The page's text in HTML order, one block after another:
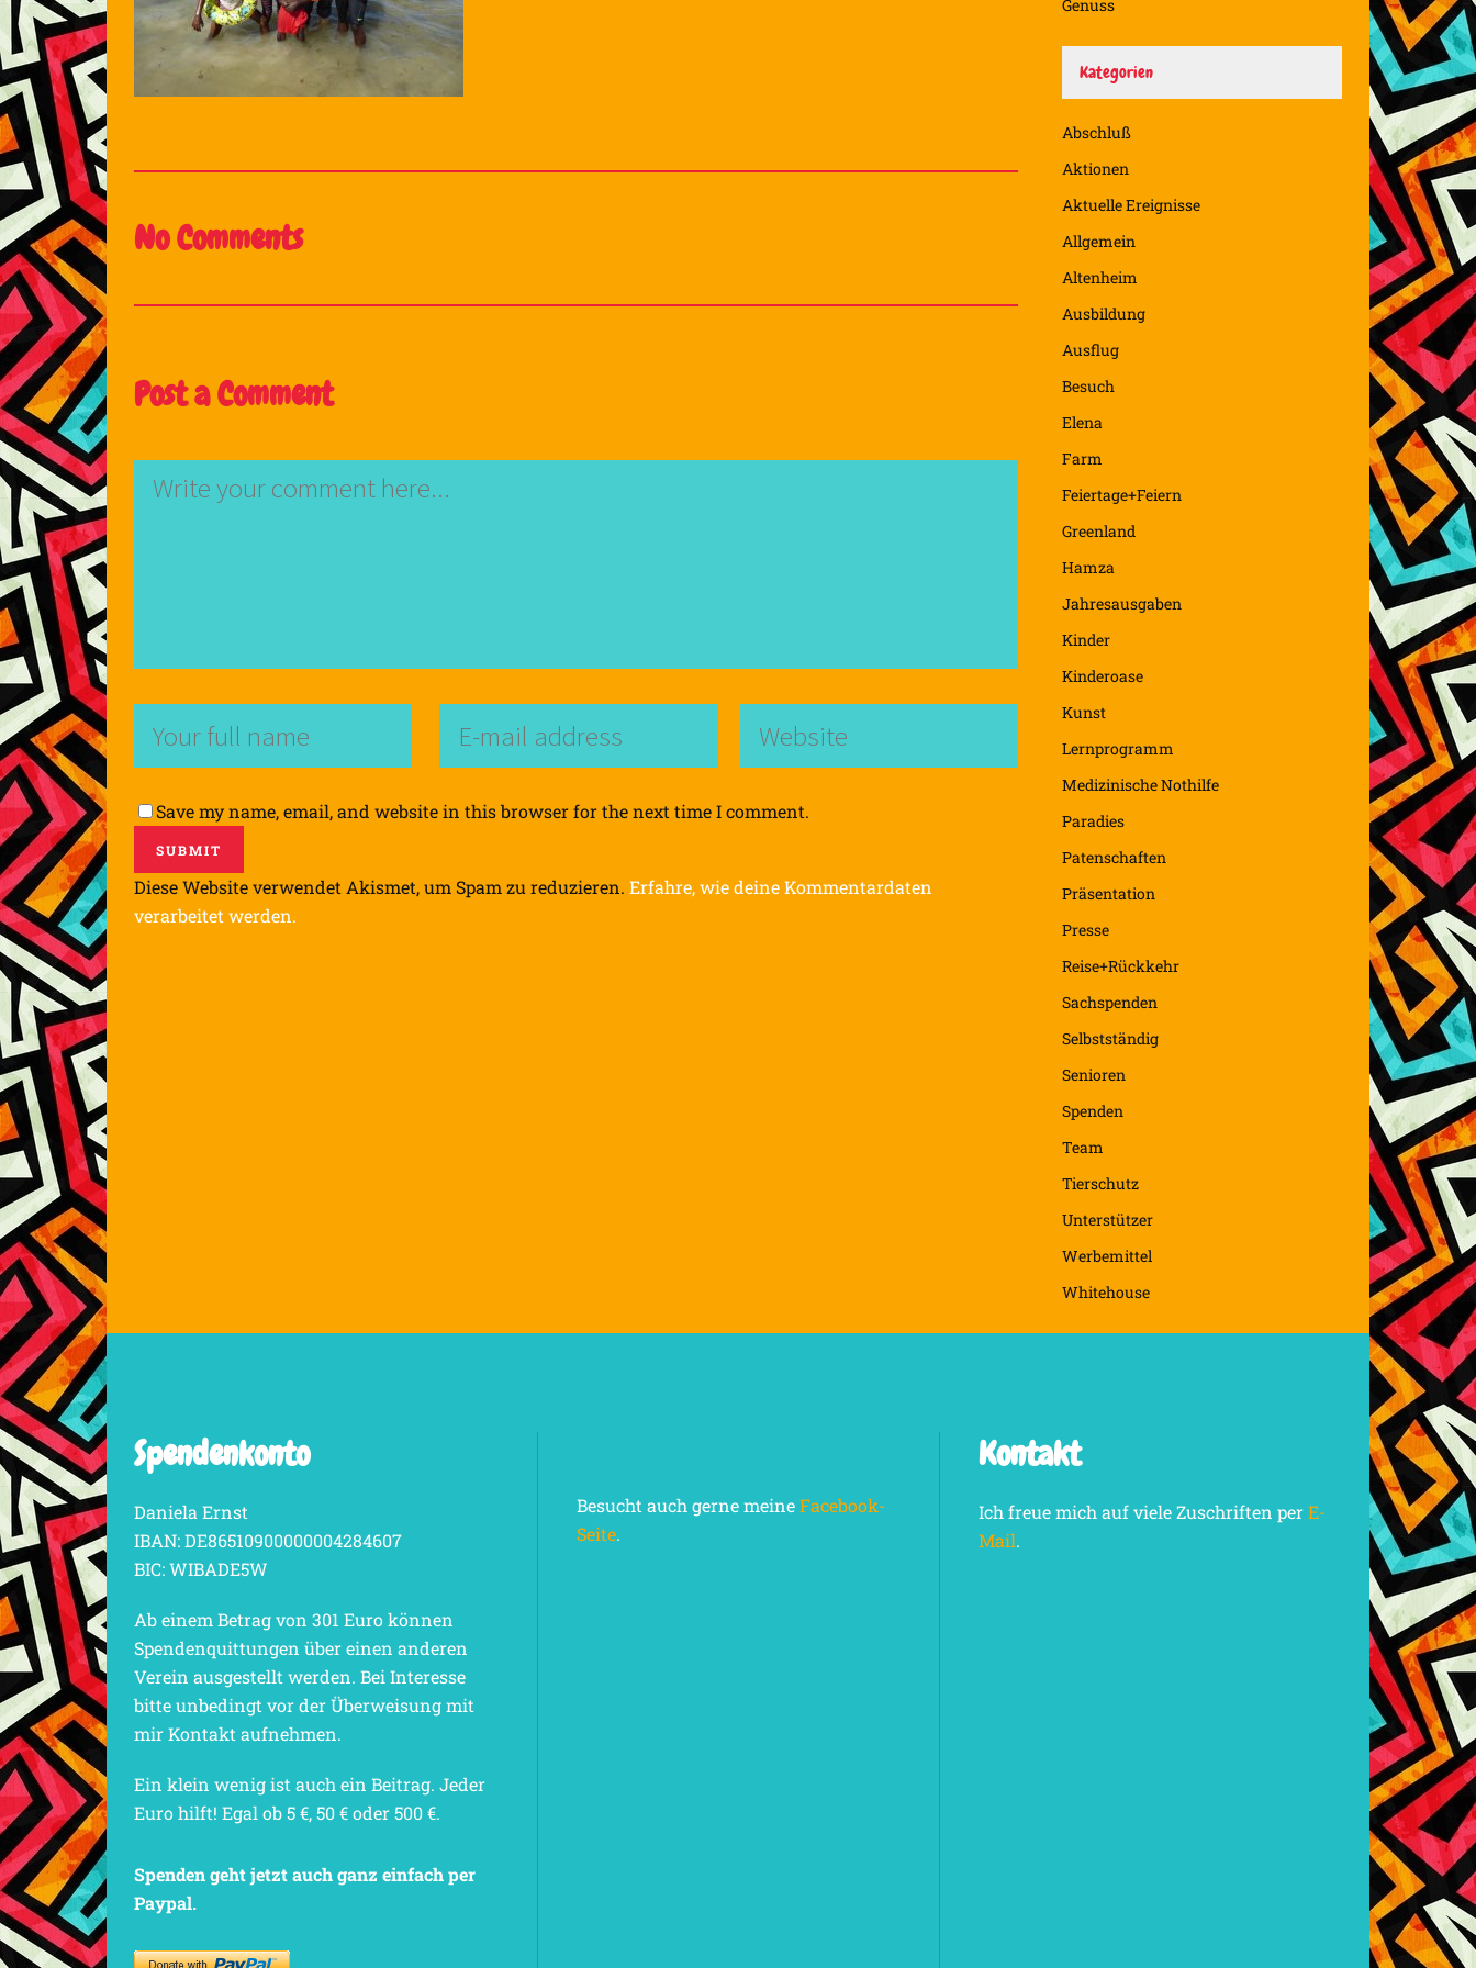
No Comments
Post a Comment
Save my name, email, and website in this browser for the next time I comment.
Diese Website verwendet Akismet, um Spam zu reduzieren. Erfahre, wie deine Kommentardaten
verarbeitet werden.
Genuss
Kategorien
Abschluß
Aktionen
Aktuelle Ereignisse
Allgemein
Altenheim
Ausbildung
Ausflug
Besuch
Elena
Farm
Feiertage+Feiern
Greenland
Hamza
Jahresausgaben
Kinder
Kinderoase
Kunst
Lernprogramm
Medizinische Nothilfe
Paradies
Patenschaften
Präsentation
Presse
Reise+Rückkehr
Sachspenden
Selbstständig
Senioren
Spenden
Team
Tierschutz
Unterstützer
Werbemittel
Whitehouse
Spendenkonto
Daniela Ernst
IBAN: DE86510900000004284607
BIC: WIBADE5W
Ab einem Betrag von 301 Euro können
Spendenquittungen über einen anderen
Verein ausgestellt werden. Bei Interesse
bitte unbedingt vor der Überweisung mit
mir Kontakt aufnehmen.
Ein klein wenig ist auch ein Beitrag. Jeder
Euro hilft! Egal ob 5 €, 50 € oder 500 €.
Spenden geht jetzt auch ganz einfach per
Paypal.
Besucht auch gerne meineFacebook-
Seite.
Kontakt
Ich freue mich auf viele Zuschriften perE-
Mail.